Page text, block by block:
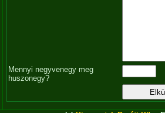
Mennyi negyvenegy meg
huszonegy?